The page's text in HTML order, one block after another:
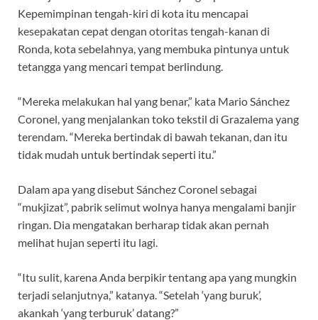
Kepemimpinan tengah-kiri di kota itu mencapai
kesepakatan cepat dengan otoritas tengah-kanan di
Ronda, kota sebelahnya, yang membuka pintunya untuk
tetangga yang mencari tempat berlindung.
“Mereka melakukan hal yang benar,” kata Mario Sánchez
Coronel, yang menjalankan toko tekstil di Grazalema yang
terendam. “Mereka bertindak di bawah tekanan, dan itu
tidak mudah untuk bertindak seperti itu.”
Dalam apa yang disebut Sánchez Coronel sebagai
“mukjizat”, pabrik selimut wolnya hanya mengalami banjir
ringan. Dia mengatakan berharap tidak akan pernah
melihat hujan seperti itu lagi.
“Itu sulit, karena Anda berpikir tentang apa yang mungkin
terjadi selanjutnya,” katanya. “Setelah ‘yang buruk’,
akankah ‘yang terburuk’ datang?”